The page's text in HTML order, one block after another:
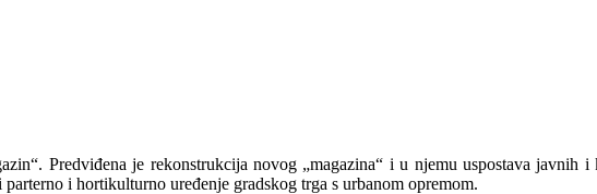
Predviđena je rekonstrukcija novog „magazina“ i u njemu uspostava javnih
i hortikulturno uređenje gradskog trga s urbanom opremom.